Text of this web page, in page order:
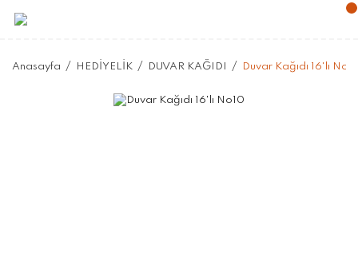
Anasayfa HEDİYELİK DUVAR KAĞIDI Duvar Kağıdı 16'lı